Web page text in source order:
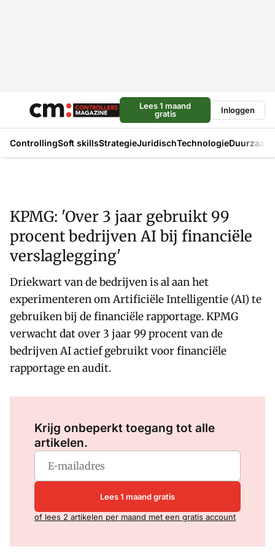
Lees 1 maand
gratis
Inloggen
ControllingSoft skillsStrategieJuridischTechnologie
KPMG: 'Over 3 jaar gebruikt 99
procent bedrijven AI bij financiële
verslaglegging'
Driekwart van de bedrijven is al aan het
experimenteren om Artificiële Intelligentie (AI) te
gebruiken bij de financiële rapportage. KPMG
verwacht dat over 3 jaar 99 procent van de
bedrijven AI actief gebruikt voor financiële
rapportage en audit.
Krijg onbeperkt toegang tot alle
artikelen.
Lees 1 maand gratis
of lees 2 artikelen per maand met een gratis account